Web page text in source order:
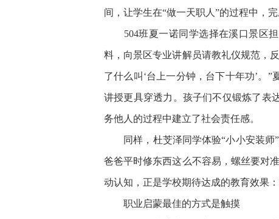
间，让学生在“做一天职人”的过程中，
504班夏一诺同学选择在溪口景区担
料，向景区专业讲解员请教礼仪规范，
了什么叫‘台上一分钟，台下十年功’。
讲授更具穿透力。孩子们不仅锻炼了表
务他人的过程中建立了社会责任感。
同样，杜芠泽同学体验“小小安装师”
爸爸平时修东西这么不容易，螺丝要对
动认知，正是学校期待达成的教育效果
职业启蒙最佳的方式是触摸